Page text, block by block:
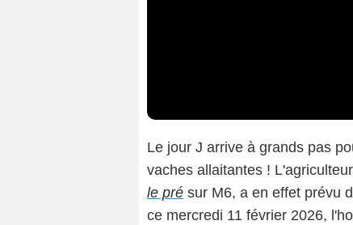
Le jour J arrive à grands pas
vaches allaitantes !
le pré sur M6, a en effet prévu
ce mercredi 11 février 2026,